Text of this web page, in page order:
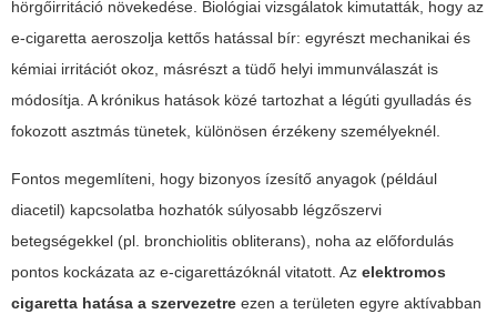
hörgőirritáció növekedése. Biológiai vizsgálatok kimutatták, hogy az
e-cigaretta aeroszolja kettős hatással bír: egyrészt mechanikai és
kémiai irritációt okoz, másrészt a tüdő helyi immunválaszát is
módosítja. A krónikus hatások közé tartozhat a légúti gyulladás és
fokozott asztmás tünetek, különösen érzékeny személyeknél.
Fontos megemlíteni, hogy bizonyos ízesítő anyagok (például
diacetil) kapcsolatba hozhatók súlyosabb légzőszervi
betegségekkel (pl. bronchiolitis obliterans), noha az előfordulás
pontos kockázata az e-cigarettázóknál vitatott. Az elektromos
cigaretta hatása a szervezetre ezen a területen egyre aktívabban